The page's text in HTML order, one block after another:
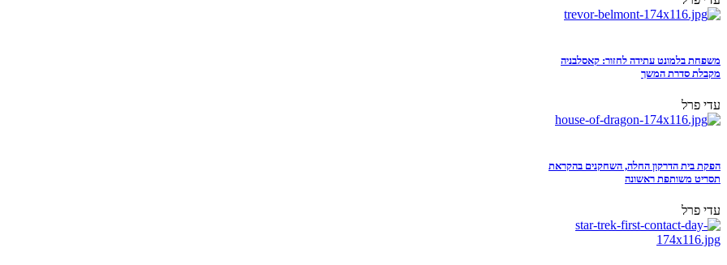
משפחת בלמונט עתידה לחזור: קאסלבניה
מקבלת סדרת המשך
עדי פרל
הפקת בית הדרקון החלה, השחקנים בהקראת
תסריט משותפת ראשונה
עדי פרל